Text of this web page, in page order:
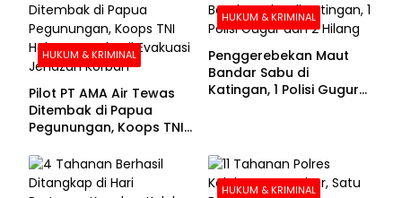
HUKUM & KRIMINAL
Pilot PT AMA Air Tewas
Ditembak di Papua
Pegunungan, Koops TNI
Evakuasi Jenazah
Korban
HUKUM & KRIMINAL
Penggerebekan Maut
Bandar Sabu di
Katingan, 1 Polisi Gugur
HUKUM & KRIMINAL